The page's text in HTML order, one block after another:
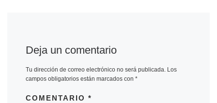
Deja un comentario
Tu dirección de correo electrónico no será publicada. Los
campos obligatorios están marcados con *
COMENTARIO *